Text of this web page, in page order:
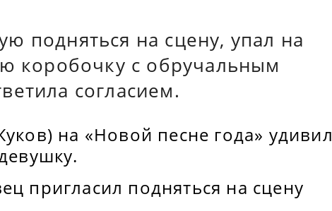
подняться на сцену, упал на
коробочку с обручальным
согласием.
на «Новой песне года» удивил
пригласил подняться на сцену